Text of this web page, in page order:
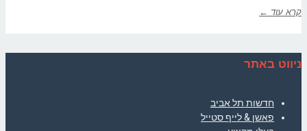
קרא עוד ←
ניווט באתר
חדשות תל אביב
פאשן & לייף סטייל